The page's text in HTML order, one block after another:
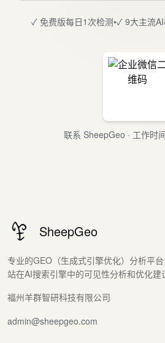
✓ 免费版每日1次检测•✓ 9大主流
联系 SheepGeo · 工作时
SheepGeo
专业的GEO（生成式引擎优化）分析平
站在AI搜索引擎中的可见性分析和优化建
福州羊群智研科技有限公司
admin@sheepgeo.com